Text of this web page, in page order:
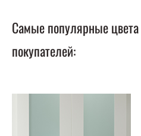
Самые популярные
покупателей: